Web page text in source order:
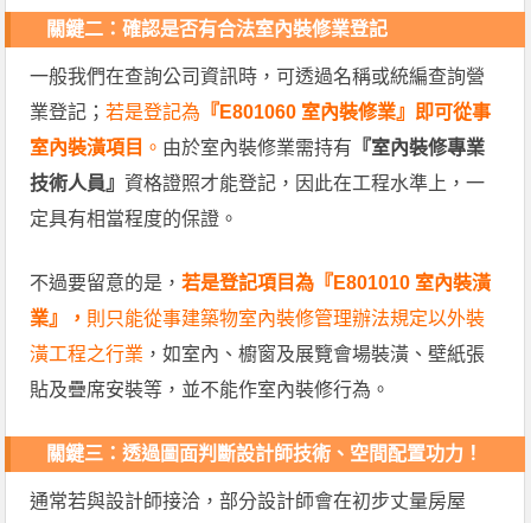
關鍵二：確認是否有合法室內裝修業登記
一般我們在查詢公司資訊時，可透過名稱或統編查詢營
業登記；若是登記為 『E801060 室內裝修業』即可從事
室內裝潢項目 。 由於室內裝修業需持有 『室內裝修專業
技術人員』資格證照才能登記，因此在工程水準上，一
定具有相當程度的保證。
不過要留意的是，若是登記項目為『E801010 室內裝潢
業』， 則只能從事建築物室內裝修管理辦法規定以外裝
潢工程之行業 ，如室內、櫥窗及展覽會場裝潢、壁紙張
貼及疊席安裝等，並不能作室內裝修行為。
關鍵三 ：透過圖面判斷設計師技術、空間配置功力！
通常若與設計師接洽，部分設計師會在初步丈量房屋